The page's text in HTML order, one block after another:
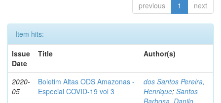
previous 1 next
Item hits:
Issue
Date
Title Author(s)
2020-
05
Boletim Altas ODS Amazonas -
Especial COVID-19 vol 3
dos Santos Pereira,
Henrique; Santos
Barbosa, Danilo